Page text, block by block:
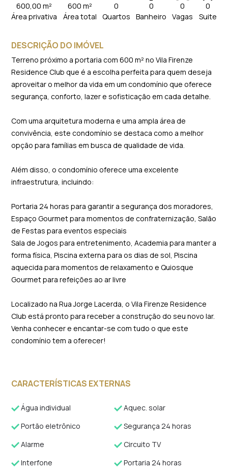
600,00 m²
Área privativa
600 m²
Área total
0
Quartos
0
Banheiro
0
Vagas
0
Suite
DESCRIÇÃO DO IMÓVEL
Terreno próximo a portaria com 600 m² no Vila Firenze
Residence Club que é a escolha perfeita para quem deseja
aproveitar o melhor da vida em um condomínio que oferece
segurança, conforto, lazer e sofisticação em cada detalhe.
Com uma arquitetura moderna e uma ampla área de
convivência, este condomínio se destaca como a melhor
opção para famílias em busca de qualidade de vida.
Além disso, o condomínio oferece uma excelente
infraestrutura, incluindo:
Portaria 24 horas para garantir a segurança dos moradores,
Espaço Gourmet para momentos de confraternização, Salão
de Festas para eventos especiais
Sala de Jogos para entretenimento, Academia para manter a
forma física, Piscina externa para os dias de sol, Piscina
aquecida para momentos de relaxamento e Quiosque
Gourmet para refeições ao ar livre
Localizado na Rua Jorge Lacerda, o Vila Firenze Residence
Club está pronto para receber a construção do seu novo lar.
Venha conhecer e encantar-se com tudo o que este
condomínio tem a oferecer!
CARACTERÍSTICAS EXTERNAS
Água individual
Aquec. solar
Portão eletrônico
Segurança 24 horas
Alarme
Circuito TV
Interfone
Portaria 24 horas